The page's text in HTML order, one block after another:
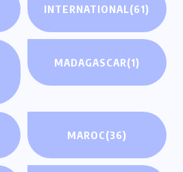
INTERNATIONAL(61)
MADAGASCAR(1)
MAROC(36)